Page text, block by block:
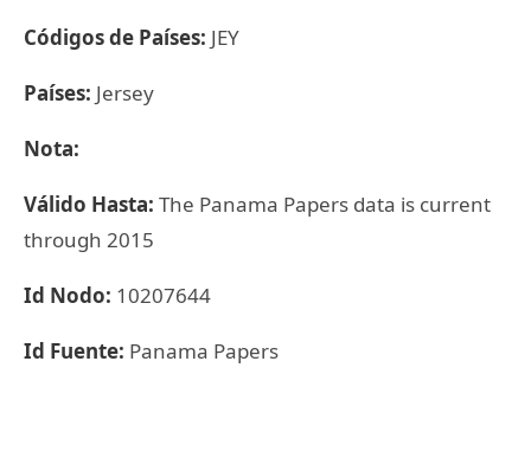
Códigos de Países: JEY
Países: Jersey
Nota:
Válido Hasta: The Panama Papers data is current
through 2015
Id Nodo: 10207644
Id Fuente: Panama Papers